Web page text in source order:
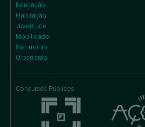
Educação
Habitação
Juventude
Mobilidade
Património
Urbanismo
Concursos Públicos